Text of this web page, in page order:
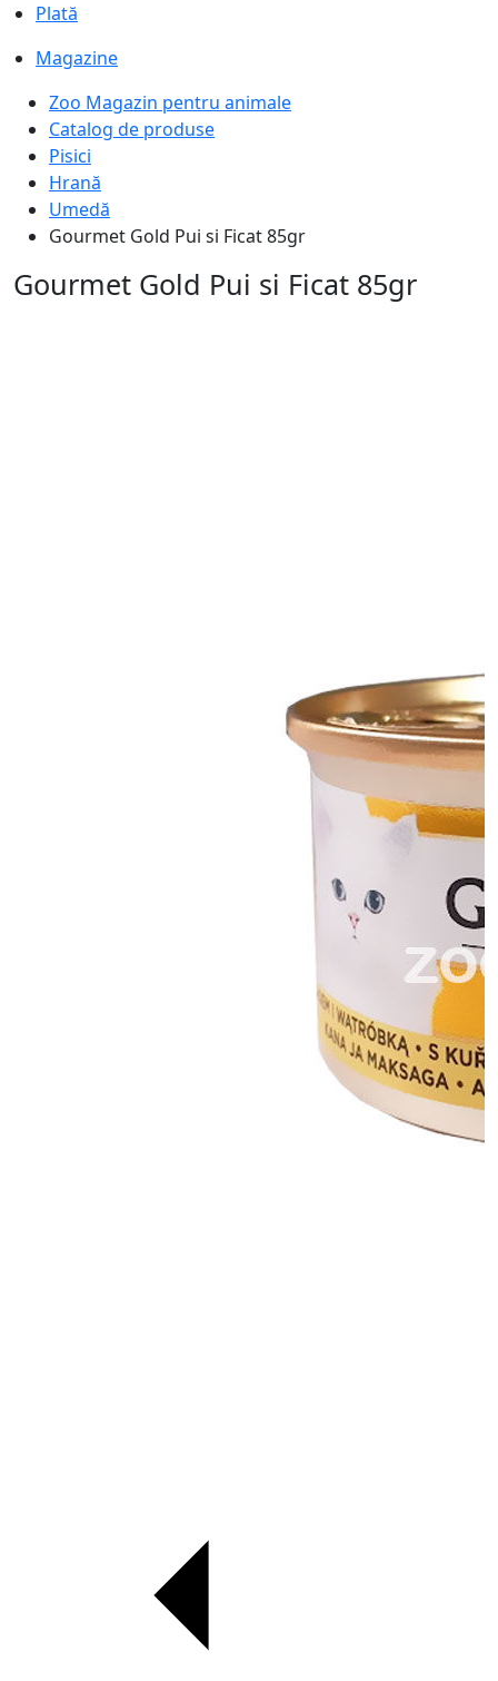
Plată
Magazine
Zoo Magazin pentru animale
Catalog de produse
Pisici
Hrană
Umedă
Gourmet Gold Pui si Ficat 85gr
Gourmet Gold Pui si Ficat 85gr